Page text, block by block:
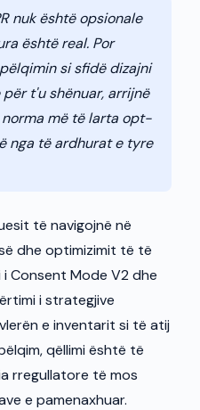
nuk është opsionale
është real. Por
si sfidë dizajni
t'u shënuar, arrijnë
më të larta opt-
nga të ardhurat e tyre
të navigojnë në
dhe optimizimit të të
Consent Mode V2 dhe
i strategjive
e inventarit si të atij
qëllimi është të
rregullatore të mos
e pamenaxhuar.